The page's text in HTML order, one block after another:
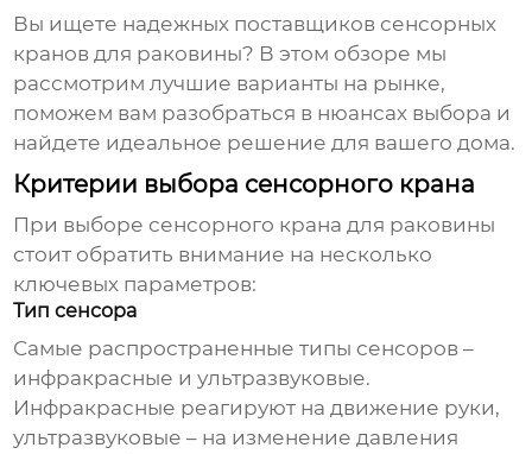
Вы ищете надежных поставщиков сенсорных
кранов для раковины? В этом обзоре мы
рассмотрим лучшие варианты на рынке,
поможем вам разобраться в нюансах выбора и
найдете идеальное решение для вашего дома.
Критерии выбора сенсорного крана
При выборе сенсорного крана для раковины
стоит обратить внимание на несколько
ключевых параметров:
Тип сенсора
Самые распространенные типы сенсоров –
инфракрасные и ультразвуковые.
Инфракрасные реагируют на движение руки,
ультразвуковые – на изменение давления